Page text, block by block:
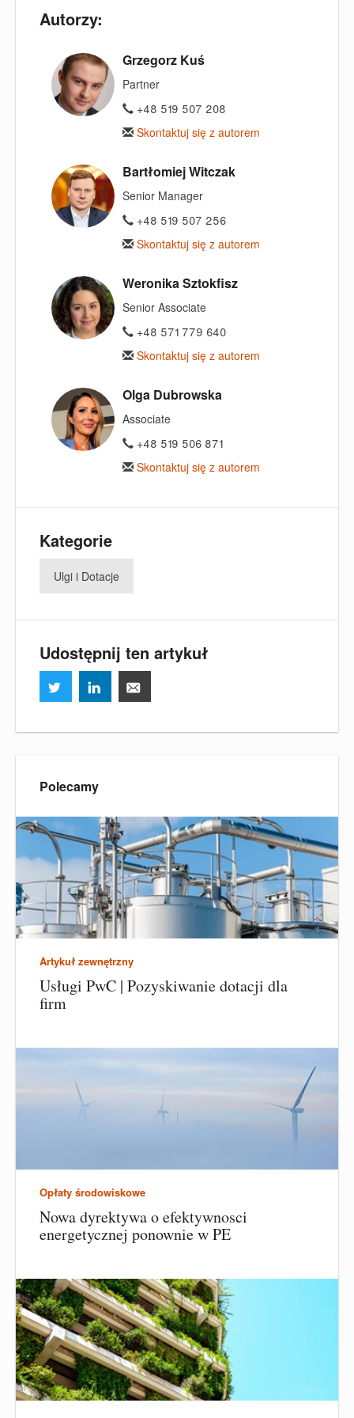
Autorzy:
Grzegorz Kuś
Partner
+48 519 507 208
Skontaktuj się z autorem
Bartłomiej Witczak
Senior Manager
+48 519 507 256
Skontaktuj się z autorem
Weronika Sztokfisz
Senior Associate
+48 571 779 640
Skontaktuj się z autorem
Olga Dubrowska
Associate
+48 519 506 871
Skontaktuj się z autorem
Kategorie
Ulgi i Dotacje
Udostępnij ten artykuł
Polecamy
Artykuł zewnętrzny
Usługi PwC | Pozyskiwanie dotacji dla
firm
Opłaty środowiskowe
Nowa dyrektywa o efektywnosci
energetycznej ponownie w PE